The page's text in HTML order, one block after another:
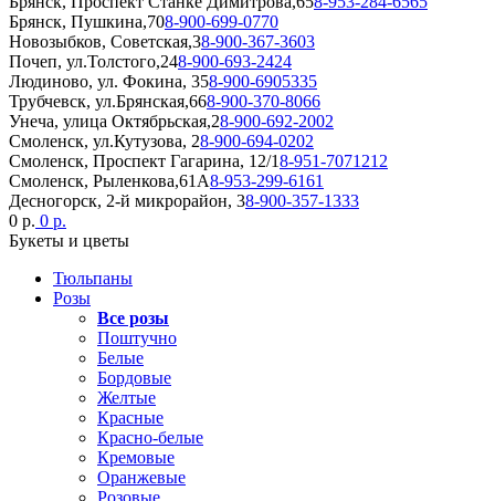
Брянск, Пушкина,708-900-699-0770
Новозыбков, Советская,38-900-367-3603
Почеп, ул.Толстого,248-900-693-2424
Людиново, ул. Фокина, 358-900-6905335
Трубчевск, ул.Брянская,668-900-370-8066
Унеча, улица Октябрьская,28-900-692-2002
Смоленск, ул.Кутузова, 28-900-694-0202
Смоленск, Проспект Гагарина, 12/18-951-7071212
Смоленск, Рыленкова,61А8-953-299-6161
Десногорск, 2-й микрорайон, 38-900-357-1333
0 р. 0 р.
Букеты и цветы
Тюльпаны
Розы
Все розы
Поштучно
Белые
Бордовые
Желтые
Красные
Красно-белые
Кремовые
Оранжевые